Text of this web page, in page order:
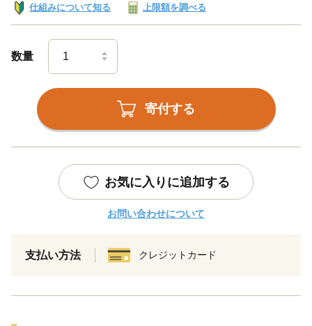
仕組みについて知る 上限額を調べる
数量
寄付する
お気に入りに追加する
お問い合わせについて
支払い方法 クレジットカード